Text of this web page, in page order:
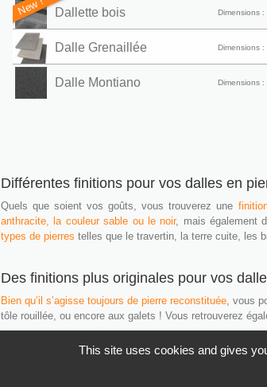
Dallette bois Dimensions
New !
Dalle Grenaillée Dimensions
Dalle Montiano Dimensions
Différentes finitions pour vos dalles en
Quels que soient vos goûts, vous trouverez une
anthracite, la couleur sable ou le noir, mais également
types de pierres telles que le travertin, la terre cuite, les
Des finitions plus originales pour vos
Bien qu’il s’agisse toujours de pierre reconstituée , vous
tôle rouillée, ou encore aux galets ! Vous retrouverez
This site uses cookies and gives